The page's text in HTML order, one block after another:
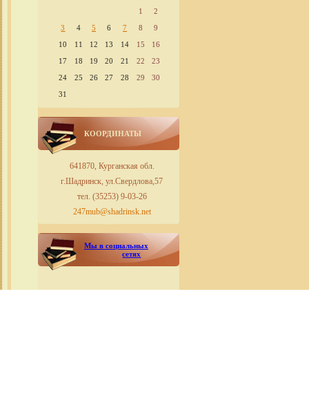
1
2
3
4 5 6 7 8
9
10
11 12 13 14 15
16
17
18 19 20 21 22
23
24
25 26 27 28 29
30
31
КООРДИНАТЫ
641870, Курганская обл.
г.Шадринск, ул.Свердлова,57
тел. (35253) 9-03-26
247mub@shadrinsk.net
Мы в социальных
сетях